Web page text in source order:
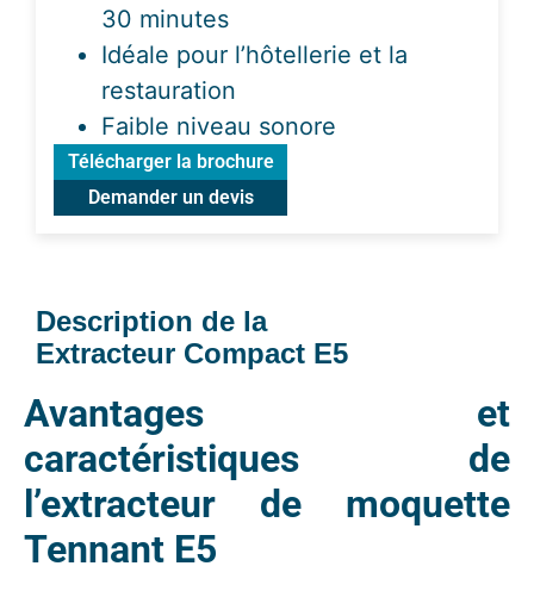
30 minutes
Idéale pour l’hôtellerie et la
restauration
Faible niveau sonore
Télécharger la brochure
Demander un devis
Description de la
Extracteur Compact E5
Avantages et
caractéristiques de
l’extracteur de moquette
Tennant E5